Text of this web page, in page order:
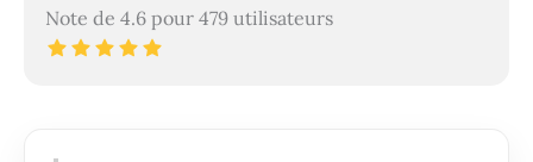
Note de 4.6 pour 479 utilisateurs